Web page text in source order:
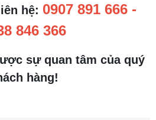
hệ: 0907 891 666 -
846 366
sự quan tâm của quý
hàng!